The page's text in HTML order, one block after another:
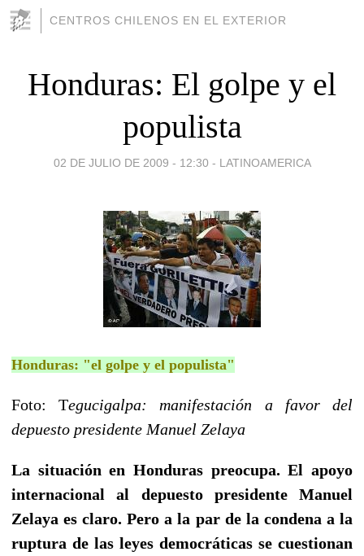
CENTROS CHILENOS EN EL EXTERIOR
Honduras: El golpe y el
populista
02 DE JULIO DE 2009 - 12:30 - LATINOAMERICA
Honduras: "el golpe y el populista"
Foto: Tegucigalpa: manifestación a favor del
depuesto presidente Manuel Zelaya
La situación en Honduras preocupa. El apoyo
internacional al depuesto presidente Manuel
Zelaya es claro. Pero a la par de la condena a la
ruptura de las leyes democráticas se cuestionan